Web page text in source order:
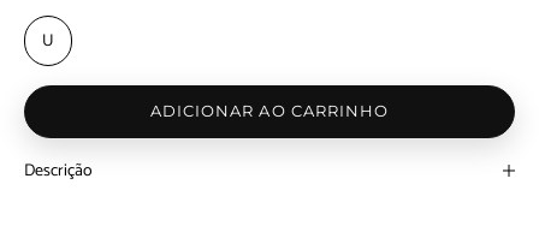
U
ADICIONAR AO CARRINHO
Descrição